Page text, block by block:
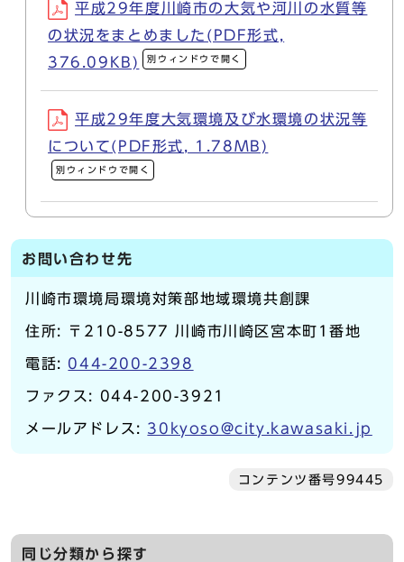
平成29年度川崎市の大気や河川の水質等
の状況をまとめました(PDF形式,
376.09KB)
別ウィンドウで開く
平成29年度大気環境及び水環境の状況等
について(PDF形式, 1.78MB)
別ウィンドウで開く
お問い合わせ先
川崎市環境局環境対策部地域環境共創課
住所: 〒210-8577 川崎市川崎区宮本町1番地
電話: 044-200-2398
ファクス: 044-200-3921
メールアドレス: 30kyoso@city.kawasaki.jp
コンテンツ番号99445
同じ分類から探す